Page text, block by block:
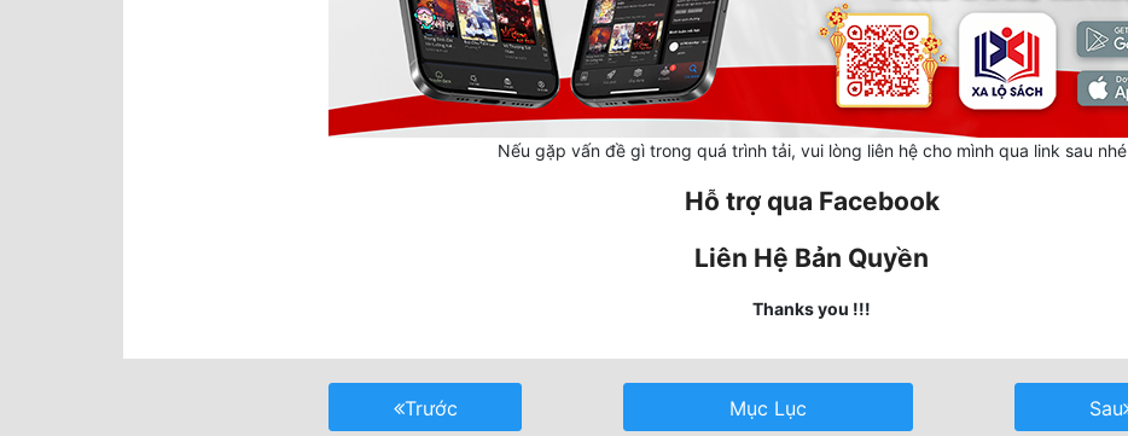
Nếu gặp vấn đề gì trong quá trình tải, vui lòng liên hệ cho mình qua link sau nhé
Hỗ trợ qua Facebook
Liên Hệ Bản Quyền
Thanks you !!!
Trước Mục Lục Sau